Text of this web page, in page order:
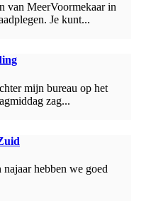
van MeerVoormekaar in
Je kunt...
mijn bureau op het
zag...
hebben we goed